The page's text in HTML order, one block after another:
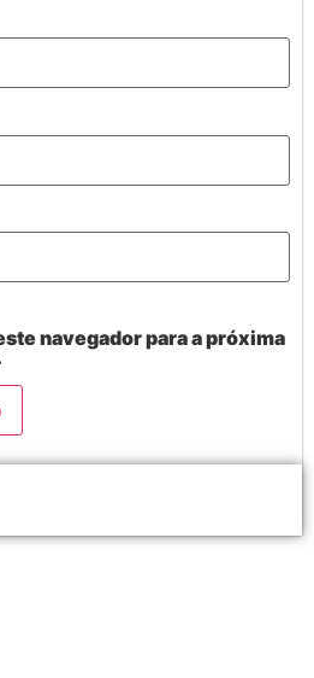
navegador para a próxima